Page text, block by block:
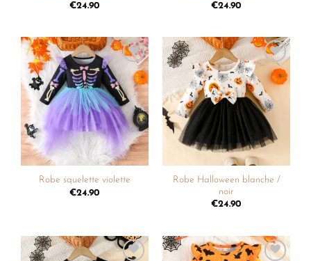
€24.90
€24.90
Ajouter
à la
liste de
souhaits
Robe squelette violette
€24.90
Ajouter
à la
liste de
souhaits
Robe Halloween blanche /
noir
€24.90